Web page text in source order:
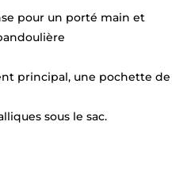
pour un porté main et
principal, une pochette de
sous le sac.